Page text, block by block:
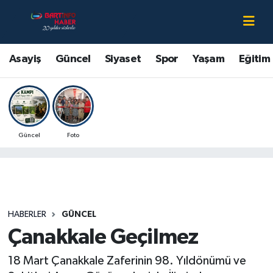
Asayiş Güncel Siyaset Spor Yaşam Eğitim
Güncel Foto
HABERLER GÜNCEL
Çanakkale Geçilmez
18 Mart Çanakkale Zaferinin 98. Yıldönümü ve
Asayiş
Bartın Hakkında
Çevre
Eğitim
Kültür-Sanat
Magazin
Bartın Nöbetçi Eczaneler
Bartın Hava Durumu
Bartin Namaz Vakitleri
Bartın Trafik Yoğunluk Haritası
Son Dakika Haberleri
Haber Arşivi